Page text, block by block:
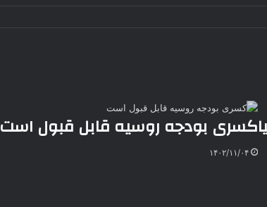
کسری بودجه روسیه قابل قبول است
۱۴۰۲/۱۱/۰۴